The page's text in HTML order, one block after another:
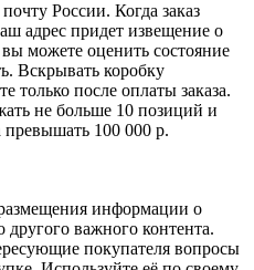
России. Когда заказ
адрес придет извещение о
можете оценить состояние
Вскрывать коробку
только после оплаты заказа.
не больше 10 позиций и
превышать 100 000 р.
информации о
другого важного контента.
покупателя вопросы